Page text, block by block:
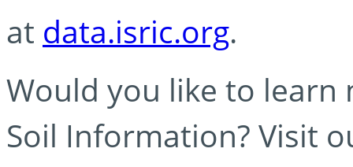
at data.isric.org.
Would you like to learn
Soil Information? Visit